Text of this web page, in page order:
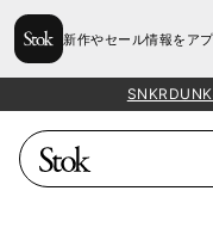
新作やセール情報をア